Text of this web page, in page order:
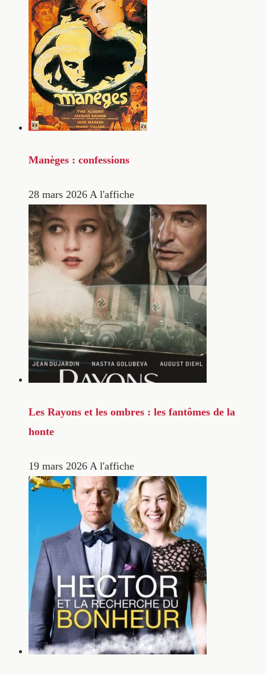
Manèges : confessions
28 mars 2026 A l'affiche
Les Rayons et les ombres : les fantômes de la
honte
19 mars 2026 A l'affiche